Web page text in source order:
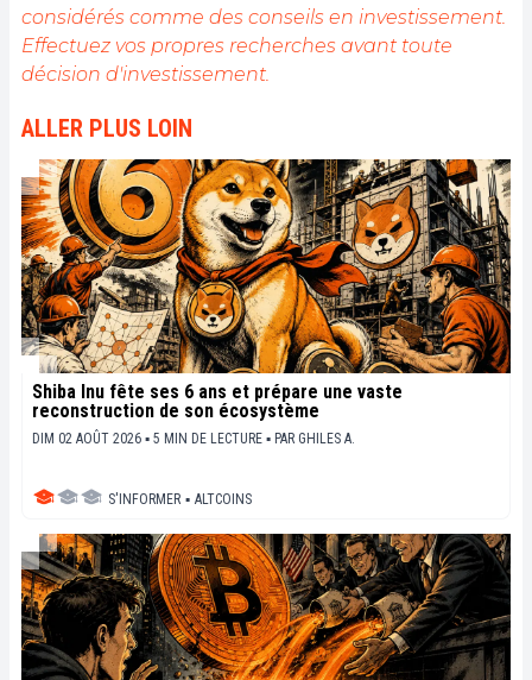
considérés comme des conseils en investissement.
Effectuez vos propres recherches avant toute
décision d'investissement.
ALLER PLUS LOIN
Shiba Inu fête ses 6 ans et prépare une vaste
reconstruction de son écosystème
DIM 02 AOÛT 2026 ▪ 5 MIN DE LECTURE ▪ PAR GHILES A.
S'INFORMER ▪ ALTCOINS